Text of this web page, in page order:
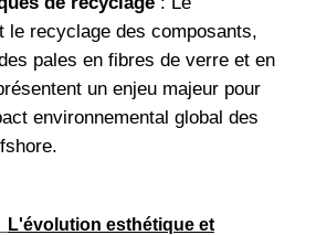
le recyclage des composants,
pales en fibres de verre et en
un enjeu majeur pour
environnemental global des
L'évolution esthétique et